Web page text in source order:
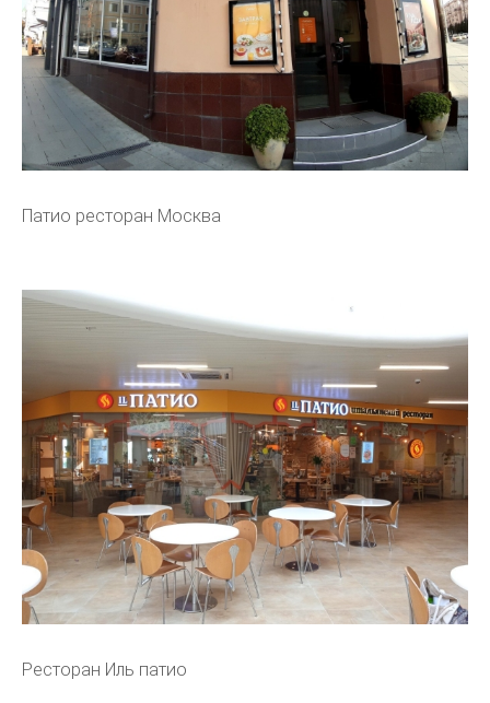
Патио ресторан Москва
Ресторан Иль патио